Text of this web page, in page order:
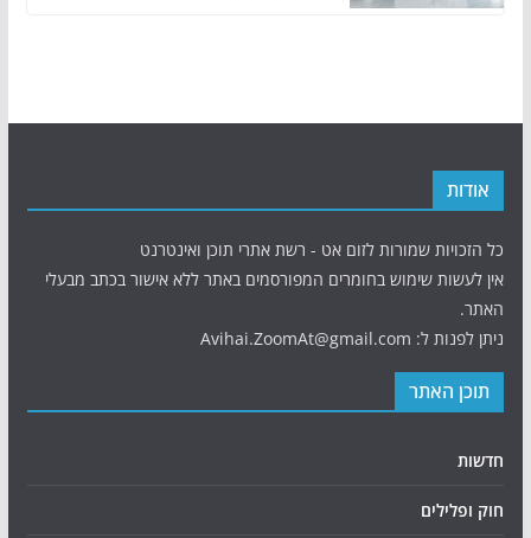
אודות
כל הזכויות שמורות לזום אט - רשת אתרי תוכן ואינטרנט
אין לעשות שימוש בחומרים המפורסמים באתר ללא אישור בכתב מבעלי
האתר.
ניתן לפנות ל: Avihai.ZoomAt@gmail.com
תוכן האתר
חדשות
חוק ופלילים